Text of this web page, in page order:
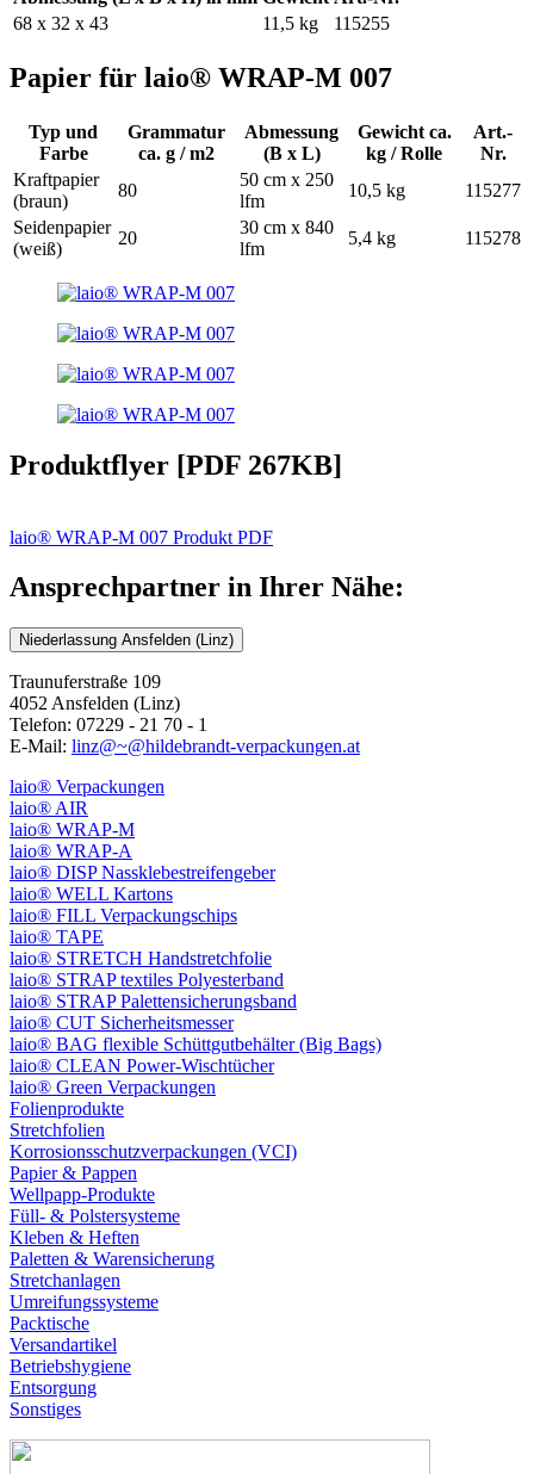
68 x 32 x 43
11,5 kg 115255
Papier für laio® WRAP-M 007
Typ und
Farbe
Grammatur
ca. g / m2
Abmessung
(B x L)
Gewicht ca.
kg / Rolle
Art.-
Nr.
Kraftpapier
(braun)
80
50 cm x 250
lfm
10,5 kg
115277
Seidenpapier
(weiß)
20
30 cm x 840
lfm
5,4 kg 115278
Produktflyer [PDF 267KB]
laio® WRAP-M 007 Produkt PDF
Ansprechpartner in Ihrer Nähe:
Niederlassung Ansfelden (Linz)
Traunuferstraße 109
4052 Ansfelden (Linz)
Telefon: 07229 - 21 70 - 1
E-Mail: linz@~@hildebrandt-verpackungen.at
laio® Verpackungen
laio® AIR
laio® WRAP-M
laio® WRAP-A
laio® DISP Nassklebestreifengeber
laio® WELL Kartons
laio® FILL Verpackungschips
laio® TAPE
laio® STRETCH Handstretchfolie
laio® STRAP textiles Polyesterband
laio® STRAP Palettensicherungsband
laio® CUT Sicherheitsmesser
laio® BAG flexible Schüttgutbehälter (Big Bags)
laio® CLEAN Power-Wischtücher
laio® Green Verpackungen
Folienprodukte
Stretchfolien
Korrosionsschutzverpackungen (VCI)
Papier & Pappen
Wellpapp-Produkte
Füll- & Polstersysteme
Kleben & Heften
Paletten & Warensicherung
Stretchanlagen
Umreifungssysteme
Packtische
Versandartikel
Betriebshygiene
Entsorgung
Sonstiges